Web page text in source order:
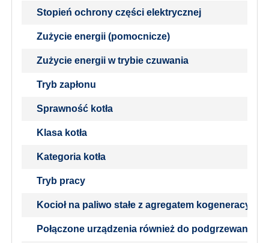
Stopień ochrony części elektrycznej
Zużycie energii (pomocnicze)
Zużycie energii w trybie czuwania
Tryb zapłonu
Sprawność kotła
Klasa kotła
Kategoria kotła
Tryb pracy
Kocioł na paliwo stałe z agregatem
Połączone urządzenia również do podgrzewania